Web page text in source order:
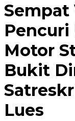
Sempat
Pencuri
Motor
Bukit
Lues